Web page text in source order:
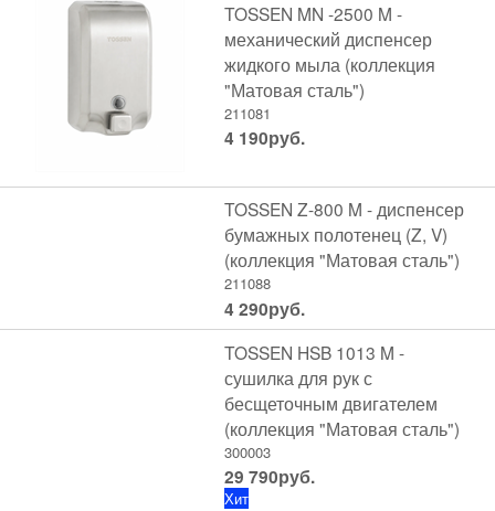
TOSSEN MN -2500 M -
механический диспенсер
жидкого мыла (коллекция
"Матовая сталь")
211081
4 190руб.
TOSSEN Z-800 M - диспенсер
бумажных полотенец (Z, V)
(коллекция "Матовая сталь")
211088
4 290руб.
TOSSEN HSB 1013 M -
сушилка для рук с
бесщеточным двигателем
(коллекция "Матовая сталь")
300003
29 790руб.
Хит